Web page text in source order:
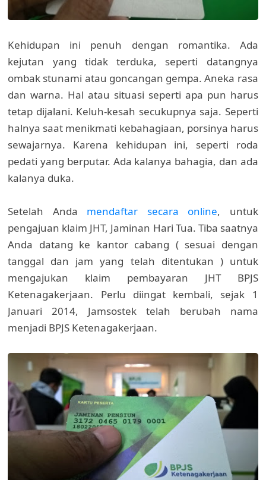
Kehidupan ini penuh dengan romantika. Ada
kejutan yang tidak terduka, seperti datangnya
ombak stunami atau goncangan gempa. Aneka rasa
dan warna. Hal atau situasi seperti apa pun harus
tetap dijalani. Keluh-kesah secukupnya saja. Seperti
halnya saat menikmati kebahagiaan, porsinya harus
sewajarnya. Karena kehidupan ini, seperti roda
pedati yang berputar. Ada kalanya bahagia, dan ada
kalanya duka.
Setelah Anda mendaftar secara online, untuk
pengajuan klaim JHT, Jaminan Hari Tua. Tiba saatnya
Anda datang ke kantor cabang ( sesuai dengan
tanggal dan jam yang telah ditentukan ) untuk
mengajukan klaim pembayaran JHT BPJS
Ketenagakerjaan. Perlu diingat kembali, sejak 1
Januari 2014, Jamsostek telah berubah nama
menjadi BPJS Ketenagakerjaan.